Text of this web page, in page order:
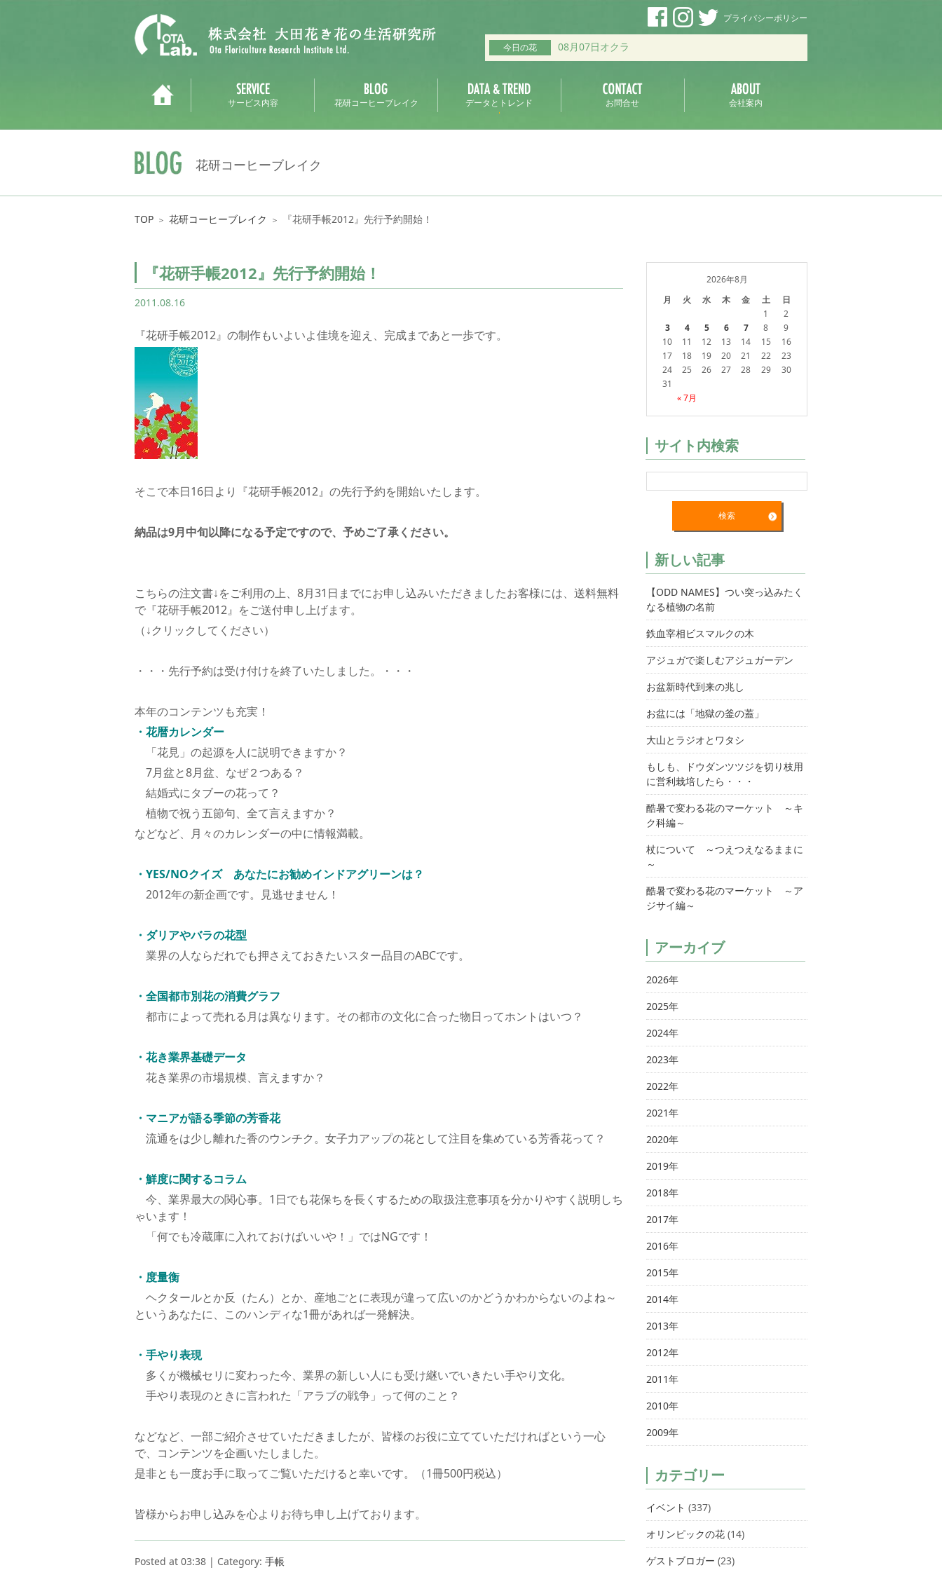
プライバシーポリシー
今日の花 08月07日オクラ
サービス内容 花研コーヒーブレイク データとトレンド お問合せ 会社案内
花研コーヒーブレイク
TOP ＞ 花研コーヒーブレイク ＞ 『花研手帳2012』先行予約開始！
『花研手帳2012』先行予約開始！
2011.08.16
『花研手帳2012』の制作もいよいよ佳境を迎え、完成まであと一歩です。
そこで本日16日より『花研手帳2012』の先行予約を開始いたします。
納品は9月中旬以降になる予定ですので、予めご了承ください。
こちらの注文書↓をご利用の上、8月31日までにお申し込みいただきましたお客様には、送料無料
で『花研手帳2012』をご送付申し上げます。
（↓クリックしてください）
・・・先行予約は受け付けを終了いたしました。・・・
本年のコンテンツも充実！
・花暦カレンダー
「花見」の起源を人に説明できますか？
7月盆と8月盆、なぜ２つある？
結婚式にタブーの花って？
植物で祝う五節句、全て言えますか？
などなど、月々のカレンダーの中に情報満載。
・YES/NOクイズ あなたにお勧めインドアグリーンは？
2012年の新企画です。見逃せません！
・ダリアやバラの花型
業界の人ならだれでも押さえておきたいスター品目のABCです。
・全国都市別花の消費グラフ
都市によって売れる月は異なります。その都市の文化に合った物日ってホントはいつ？
・花き業界基礎データ
花き業界の市場規模、言えますか？
・マニアが語る季節の芳香花
流通をは少し離れた香のウンチク。女子力アップの花として注目を集めている芳香花って？
・鮮度に関するコラム
今、業界最大の関心事。1日でも花保ちを長くするための取扱注意事項を分かりやすく説明しち
ゃいます！
「何でも冷蔵庫に入れておけばいいや！」ではNGです！
・度量衡
ヘクタールとか反（たん）とか、産地ごとに表現が違って広いのかどうかわからないのよね～
というあなたに、このハンディな1冊があれば一発解決。
・手やり表現
多くが機械セリに変わった今、業界の新しい人にも受け継いでいきたい手やり文化。
手やり表現のときに言われた「アラブの戦争」って何のこと？
などなど、一部ご紹介させていただきましたが、皆様のお役に立てていただければという一心
で、コンテンツを企画いたしました。
是非とも一度お手に取ってご覧いただけると幸いです。（1冊500円税込）
皆様からお申し込みを心よりお待ち申し上げております。
Posted at 03:38 | Category: 手帳
2026年8月
月
火 水 木 金 土 日
« 7月
1
2
3
4 5 6 7 8
9
10
11 12 13 14 15
16
17
18 19 20 21 22
23
24
25 26 27 28 29
30
31
サイト内検索
新しい記事
【ODD NAMES】つい突っ込みたく
なる植物の名前
鉄血宰相ビスマルクの木
アジュガで楽しむアジュガーデン
お盆新時代到来の兆し
お盆には「地獄の釜の蓋」
大山とラジオとワタシ
もしも、ドウダンツツジを切り枝用
に営利栽培したら・・・
酷暑で変わる花のマーケット ～キ
ク科編～
杖について ～つえつえなるままに
～
酷暑で変わる花のマーケット ～ア
ジサイ編～
アーカイブ
2026年
2025年
2024年
2023年
2022年
2021年
2020年
2019年
2018年
2017年
2016年
2015年
2014年
2013年
2012年
2011年
2010年
2009年
カテゴリー
イベント (337)
オリンピックの花 (14)
ゲストブロガー (23)